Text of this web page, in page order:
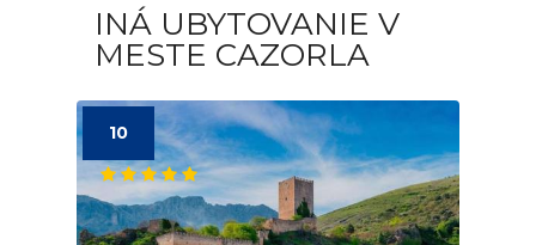
INÁ UBYTOVANIE V
MESTE CAZORLA
10